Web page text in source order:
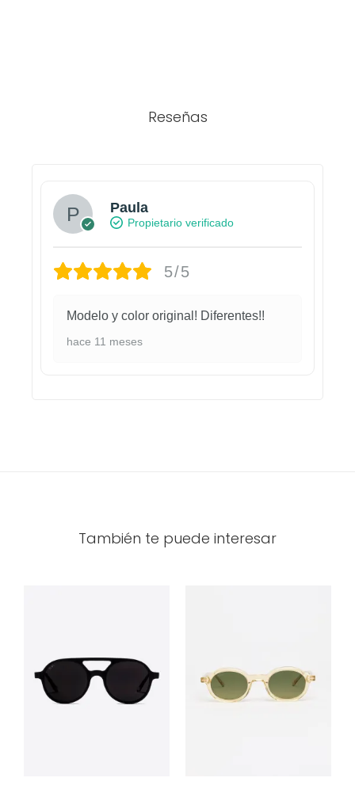
Reseñas
Paula
Propietario verificado
5/5
Modelo y color original! Diferentes!!
hace 11 meses
También te puede interesar